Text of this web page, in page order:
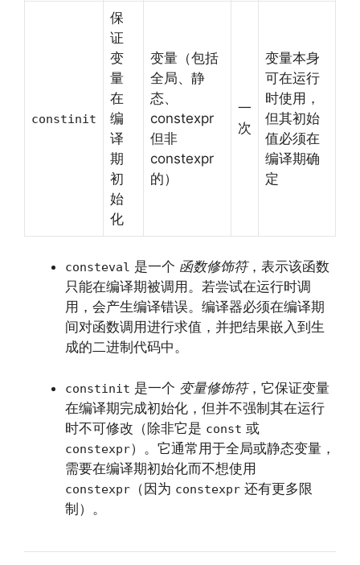
constinit
保
证
变
量
在
编
译
期
初
始
化
变量（包括
全局、静
态、
constexpr
但非
constexpr
的）
一
次
变量本身
可在运行
时使用，
但其初始
值必须在
编译期确
定
consteval 是一个 函数修饰符，表示该函数
只能在编译期被调用。若尝试在运行时调
用，会产生编译错误。编译器必须在编译期
间对函数调用进行求值，并把结果嵌入到生
成的二进制代码中。
constinit 是一个 变量修饰符，它保证变量
在编译期完成初始化，但并不强制其在运行
时不可修改（除非它是 const 或
constexpr）。它通常用于全局或静态变量，
需要在编译期初始化而不想使用
constexpr （因为 constexpr 还有更多限
制）。